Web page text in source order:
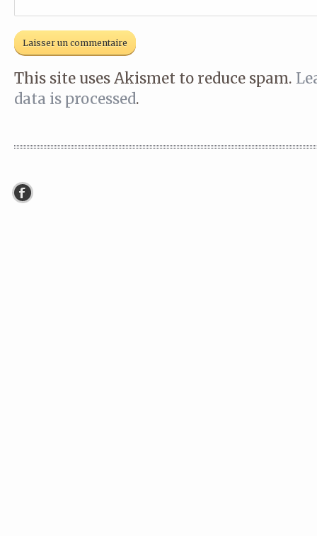
This site uses Akismet to reduce spam.
data is processed.